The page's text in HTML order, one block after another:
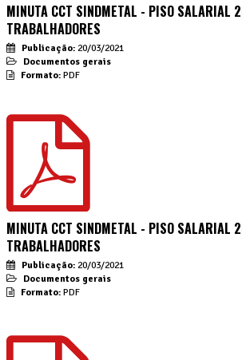
MINUTA CCT SINDMETAL - PISO SALARIAL
TRABALHADORES
Publicação: 20/03/2021
Documentos gerais
Formato: PDF
MINUTA CCT SINDMETAL - PISO SALARIAL
TRABALHADORES
Publicação: 20/03/2021
Documentos gerais
Formato: PDF